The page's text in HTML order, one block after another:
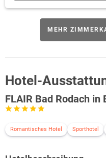
Sommernacht – hier finden
freiem Himmel.
MEHR
Hotel-
FLAIR Bad Rodach in
Romantisches Hotel Sporthotel